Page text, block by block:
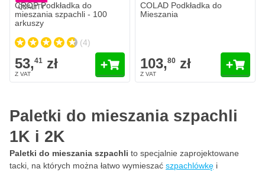
CROP Podkładka do
mieszania szpachli - 100
arkuszy
(4)
53,41 zł
COLAD Podkładka do
Mieszania
103,80 zł
Paletki do mieszania szpachli
1K i 2K
Paletki do mieszania szpachli to specjalnie zaprojektowane
tacki, na których można łatwo wymieszać szpachlówkę i